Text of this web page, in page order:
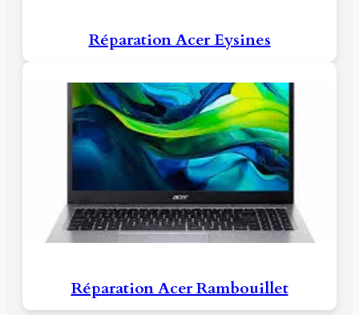
Réparation Acer Eysines
Réparation Acer Rambouillet